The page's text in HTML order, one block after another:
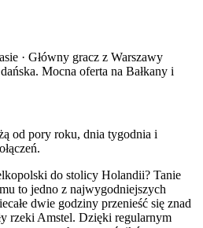
· Główny gracz z Warszawy
Mocna oferta na Bałkany i
od pory roku, dnia tygodnia i
do stolicy Holandii? Tanie
to jedno z najwygodniejszych
dwie godziny przenieść się znad
rzeki Amstel. Dzięki regularnym